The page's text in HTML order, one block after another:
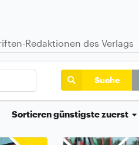
Redaktionen des Verlags
Suche
Sortierengünstigste zuerst